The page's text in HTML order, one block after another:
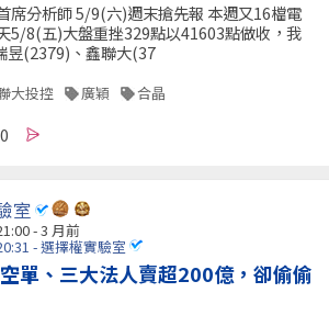
席分析師 5/9(六)週末搶先報 本週又16檔電
5/8(五)大盤重挫329點以41603點做收，我
昱(2379)、鑫聯大(37
大投控 廣穎 合晶
0
室
- 3 月前
- 選擇權實驗室
單、三大法人賣超200億，卻偷偷